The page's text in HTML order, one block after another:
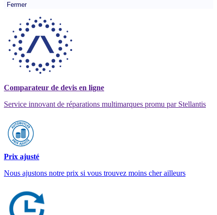
Fermer
Comparateur de devis en ligne
Service innovant de réparations multimarques promu par Stellantis
Prix ajusté
Nous ajustons notre prix si vous trouvez moins cher ailleurs